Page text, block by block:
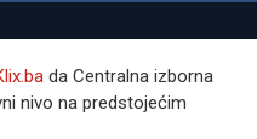
da Centralna izborna
nivo na predstojećim